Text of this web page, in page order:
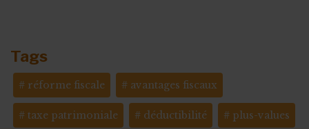
Tags
réforme fiscale avantages fiscaux
taxe patrimoniale déductibilité plus-values